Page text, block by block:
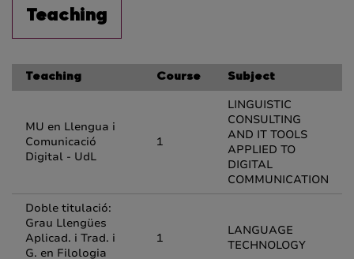
Teaching
Teaching Course Subject
MU en Llengua i
Comunicació
Digital - UdL
1
LINGUISTIC
CONSULTING
AND IT TOOLS
APPLIED TO
DIGITAL
COMMUNICATION
Doble titulació:
Grau Llengües
Aplicad. i Trad. i
G. en Filologia
1
LANGUAGE
TECHNOLOGY